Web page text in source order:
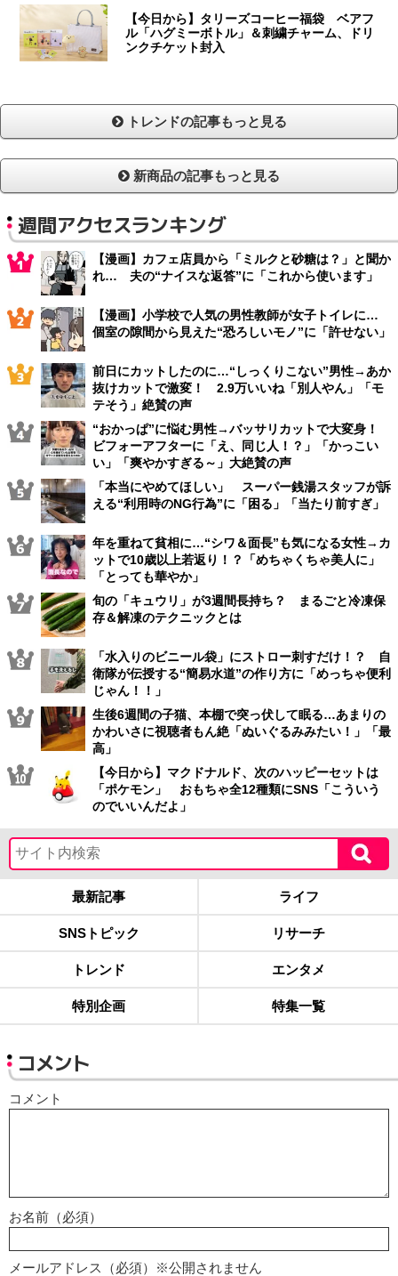
【今日から】タリーズコーヒー福袋 ベアフ
ル「ハグミーボトル」＆刺繍チャーム、ドリ
ンクチケット封入
トレンドの記事もっと見る
新商品の記事もっと見る
週間アクセスランキング
【漫画】カフェ店員から「ミルクと砂糖は？」と聞か
れ… 夫の“ナイスな返答”に「これから使います」
【漫画】小学校で人気の男性教師が女子トイレに…
個室の隙間から見えた“恐ろしいモノ”に「許せない」
前日にカットしたのに…“しっくりこない”男性→あか
抜けカットで激変！ 2.9万いいね「別人やん」「モ
テそう」絶賛の声
“おかっぱ”に悩む男性→バッサリカットで大変身！
ビフォーアフターに「え、同じ人！？」「かっこい
い」「爽やかすぎる～」大絶賛の声
「本当にやめてほしい」 スーパー銭湯スタッフが訴
える“利用時のNG行為”に「困る」「当たり前すぎ」
年を重ねて貧相に…“シワ＆面長”も気になる女性→カ
ットで10歳以上若返り！？「めちゃくちゃ美人に」
「とっても華やか」
旬の「キュウリ」が3週間長持ち？ まるごと冷凍保
存＆解凍のテクニックとは
「水入りのビニール袋」にストロー刺すだけ！？ 自
衛隊が伝授する“簡易水道”の作り方に「めっちゃ便利
じゃん！！」
生後6週間の子猫、本棚で突っ伏して眠る…あまりの
かわいさに視聴者もん絶「ぬいぐるみみたい！」「最
高」
【今日から】マクドナルド、次のハッピーセットは
「ポケモン」 おもちゃ全12種類にSNS「こういう
のでいいんだよ」
最新記事 ライフ
SNSトピック リサーチ
トレンド エンタメ
特別企画 特集一覧
コメント
コメント
お名前（必須）
メールアドレス（必須）※公開されません